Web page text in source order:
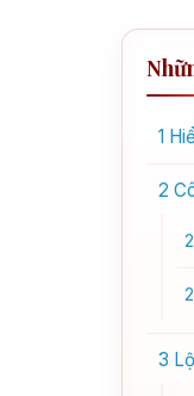
1
2
3